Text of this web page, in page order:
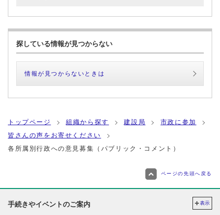
探している情報が見つからない
情報が見つからないときは
トップページ 組織から探す 建設局
市政に参加
皆さんの声をお寄せください
各所属別行政への意見募集（パブリック・コメント）
ページの先頭へ戻る
手続きやイベントのご案内 表示